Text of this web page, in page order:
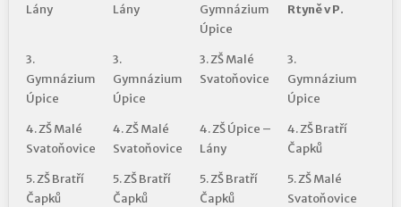
Lány
Lány
Gymnázium
Úpice
Rtyně v P.
3.
Gymnázium
Úpice
3.
Gymnázium
Úpice
3. ZŠ Malé
Svatoňovice
3.
Gymnázium
Úpice
4. ZŠ Malé
Svatoňovice
4. ZŠ Malé
Svatoňovice
4. ZŠ Úpice –
Lány
4. ZŠ Bratří
Čapků
5. ZŠ Bratří
Čapků
5. ZŠ Bratří
Čapků
5. ZŠ Bratří
Čapků
5. ZŠ Malé
Svatoňovice